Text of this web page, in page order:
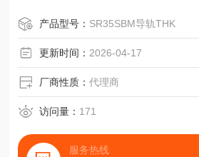
力劲HT-630/800卧加数控选装滑块
产品型号： SR35SBM导轨THK
更新时间： 2026-04-17
厂商性质：代理商
访问量： 171
服务热线